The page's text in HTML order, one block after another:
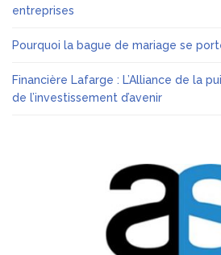
entreprises
Pourquoi la bague de mariage se
Financière Lafarge : L’Alliance de la
de l’investissement d’avenir